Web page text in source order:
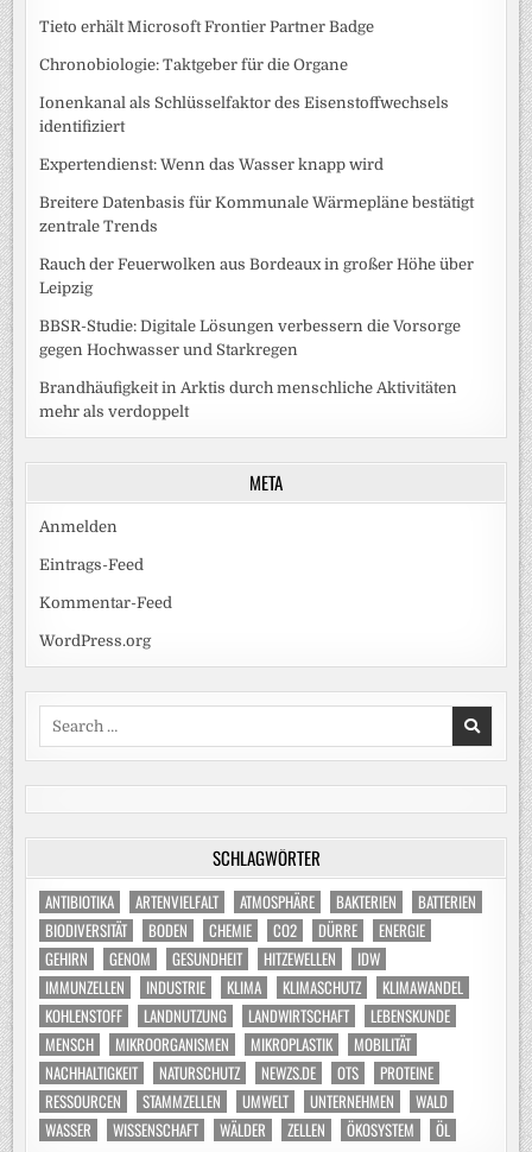
Tieto erhält Microsoft Frontier Partner Badge
Chronobiologie: Taktgeber für die Organe
Ionenkanal als Schlüsselfaktor des Eisenstoffwechsels
identifiziert
Expertendienst: Wenn das Wasser knapp wird
Breitere Datenbasis für Kommunale Wärmepläne bestätigt
zentrale Trends
Rauch der Feuerwolken aus Bordeaux in großer Höhe über
Leipzig
BBSR-Studie: Digitale Lösungen verbessern die Vorsorge
gegen Hochwasser und Starkregen
Brandhäufigkeit in Arktis durch menschliche Aktivitäten
mehr als verdoppelt
META
Anmelden
Eintrags-Feed
Kommentar-Feed
WordPress.org
Search
SCHLAGWÖRTER
ANTIBIOTIKA ARTENVIELFALT ATMOSPHÄRE BAKTERIEN
BATTERIEN
BIODIVERSITÄT
BODEN CHEMIE CO2 DÜRRE
ENERGIE
GEHIRN
GENOM GESUNDHEIT HITZEWELLEN
IDW
IMMUNZELLEN
INDUSTRIE KLIMA KLIMASCHUTZ
KLIMAWANDEL
KOHLENSTOFF
LANDNUTZUNG LANDWIRTSCHAFT
LEBENSKUNDE
MENSCH
MIKROORGANISMEN MIKROPLASTIK
MOBILITÄT
NACHHALTIGKEIT
NATURSCHUTZ NEWZS.DE OTS
PROTEINE
RESSOURCEN
STAMMZELLEN UMWELT UNTERNEHMEN
WALD
WASSER
WISSENSCHAFT WÄLDER ZELLEN ÖKOSYSTEM ÖL